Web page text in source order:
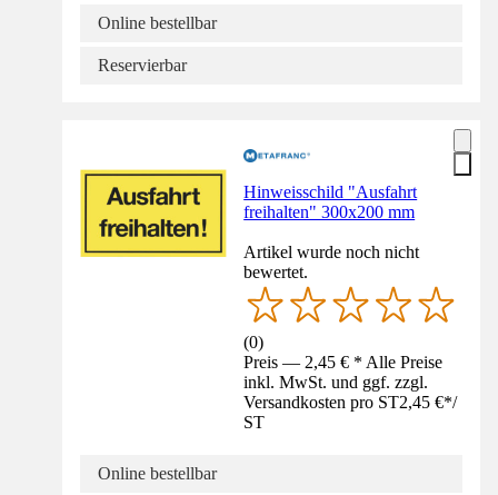
Online bestellbar
Reservierbar
Hinweisschild "Ausfahrt
freihalten" 300x200 mm
Artikel wurde noch nicht
bewertet.
(0)
Preis — 2,45 € * Alle Preise
inkl. MwSt. und ggf. zzgl.
Versandkosten pro ST2,45 €*/
ST
Online bestellbar